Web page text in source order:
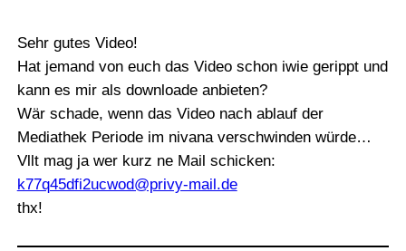
Sehr gutes Video!
Hat jemand von euch das Video schon iwie gerippt und
kann es mir als downloade anbieten?
Wär schade, wenn das Video nach ablauf der
Mediathek Periode im nivana verschwinden würde…
Vllt mag ja wer kurz ne Mail schicken:
k77q45dfi2ucwod@privy-mail.de
thx!